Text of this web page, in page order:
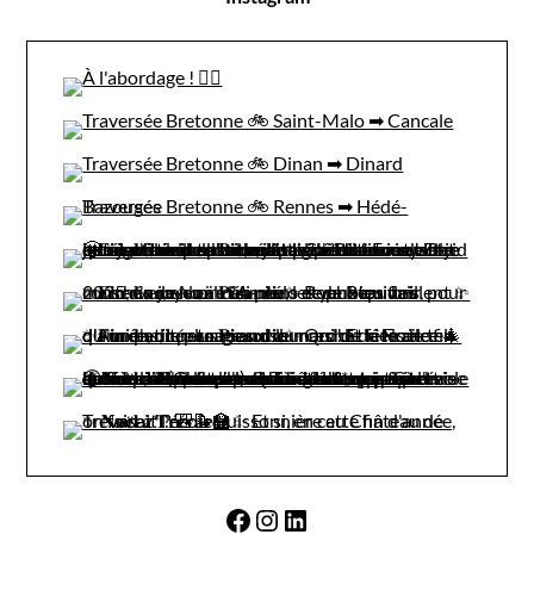
Facebook
Instagram
LinkedIn